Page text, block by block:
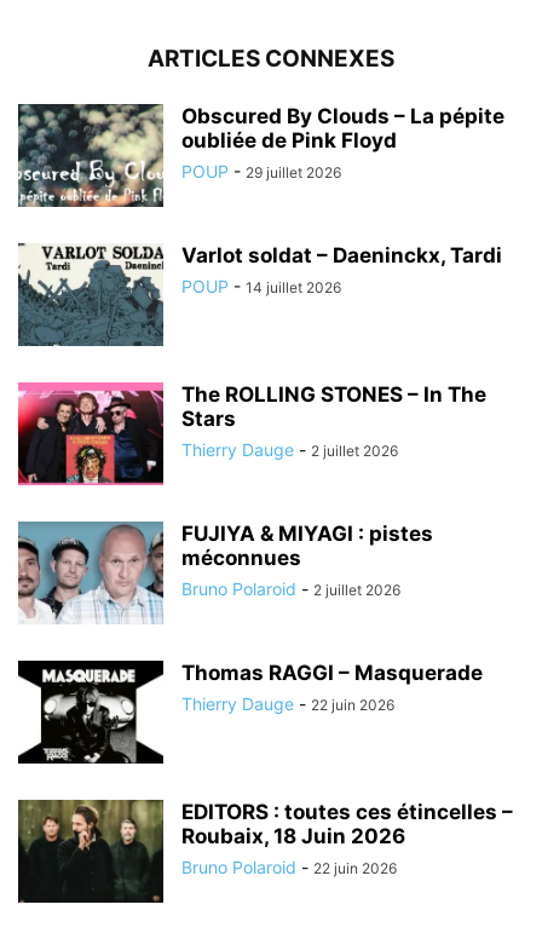
ARTICLES CONNEXES
Obscured By Clouds – La pépite
oubliée de Pink Floyd
POUP - 29 juillet 2026
Varlot soldat – Daeninckx, Tardi
POUP - 14 juillet 2026
The ROLLING STONES – In The
Stars
Thierry Dauge - 2 juillet 2026
FUJIYA & MIYAGI : pistes
méconnues
Bruno Polaroid - 2 juillet 2026
Thomas RAGGI – Masquerade
Thierry Dauge - 22 juin 2026
EDITORS : toutes ces étincelles –
Roubaix, 18 Juin 2026
Bruno Polaroid - 22 juin 2026